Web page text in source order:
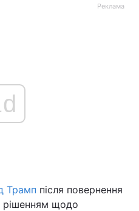
Реклама
Трамп після повернення
рішенням щодо